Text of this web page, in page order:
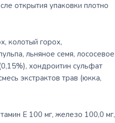
открытия упаковки плотно
колотый горох,
льняное семя, лососевое
хондроитин сульфат
экстрактов трав (юкка,
E 100 мг, железо 100,0 мг,